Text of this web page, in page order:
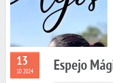
13
10 2024 Espejo